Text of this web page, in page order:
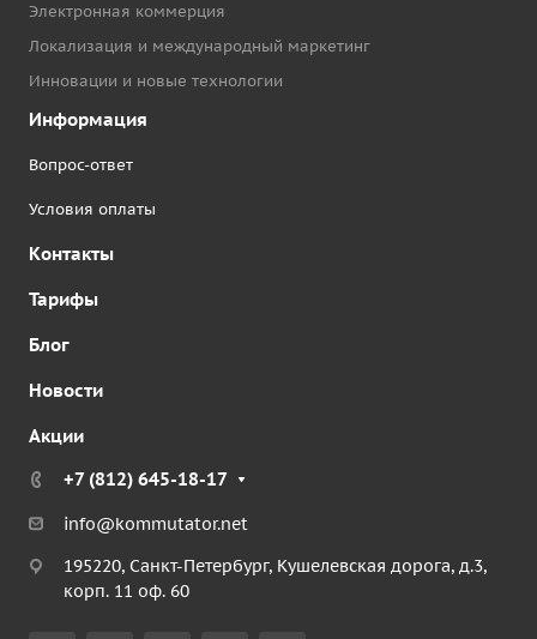
Электронная коммерция
Локализация и международный маркетинг
Инновации и новые технологии
Информация
Вопрос-ответ
Условия оплаты
Контакты
Тарифы
Блог
Новости
Акции
+7 (812) 645-18-17
info@kommutator.net
195220, Санкт-Петербург, Кушелевская дорога, д.3,
корп. 11 оф. 60